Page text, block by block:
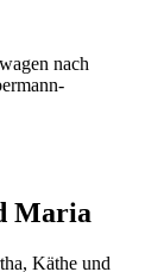
nach
Maria
Käthe und